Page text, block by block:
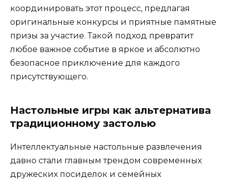
координировать этот процесс, предлагая
оригинальные конкурсы и приятные памятные
призы за участие. Такой подход превратит
любое важное событие в яркое и абсолютно
безопасное приключение для каждого
присутствующего.
Настольные игры как альтернатива
традиционному застолью
Интеллектуальные настольные развлечения
давно стали главным трендом современных
дружеских посиделок и семейных